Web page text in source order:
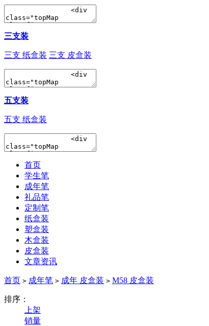
三支装
三支 纸盒装 三支 皮盒装
五支装
五支 纸盒装
首页
学生笔
成年笔
礼品笔
定制笔
纸盒装
塑盒装
木盒装
皮盒装
文章资讯
首页 > 成年笔 > 成年 皮盒装 > M58 皮盒装
排序：
上架
销量